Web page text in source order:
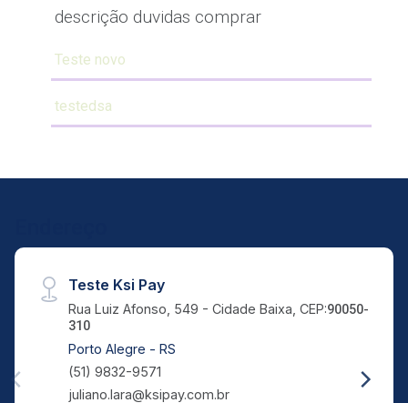
descrição duvidas comprar
Teste novo
testedsa
Teste Ksi Pay
Rua Luiz Afonso, 549 - Cidade Baixa, CEP:90050-
310
Porto Alegre - RS
(51) 9832-9571
juliano.lara@ksipay.com.br